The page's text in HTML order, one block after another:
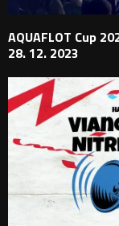
AQUAFLOT Cup
28. 12. 2023